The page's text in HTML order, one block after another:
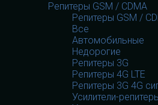
Репитеры GSM / CDMA
Репитеры GSM /
Все
Автомобильные
Недорогие
Репитеры 3G
Репитеры 4G LTE
Репитеры 3G 4G
Усилители-